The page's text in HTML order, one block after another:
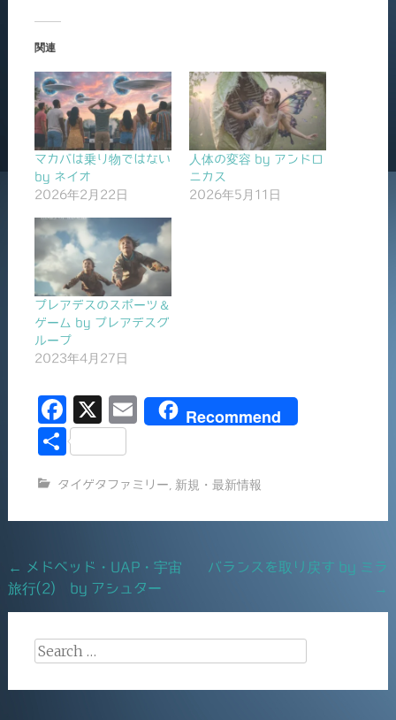
関連
マカバは乗り物ではない
by ネイオ
2026年2月22日
人体の変容 by アンドロ
ニカス
2026年5月11日
プレアデスのスポーツ＆
ゲーム by プレアデスグ
ループ
2023年4月27日
F
a
e
b
o
k
X
E
l
Recommend
共
タイゲタファミリー 新規・最新情報
Post
navigation
←
メドベッド・UAP・宇宙
旅行(2) by アシュター
バランスを取り戻す by ミラ
→
Search